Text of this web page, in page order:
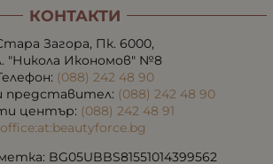
КОНТАКТИ
Загора, Пк. 6000,
"Никола Икономов" №8
(088) 242 48 90
представител: (088) 242 48 90
център: (088) 242 48 91
office:at:beautyforce.bg
BG05UBBS81551014399562